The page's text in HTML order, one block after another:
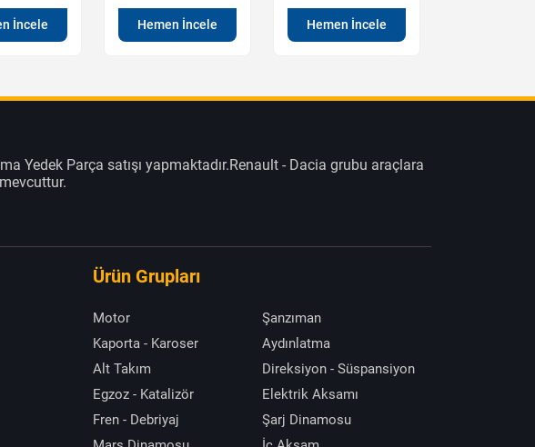
İncele Hemen İncele Hemen İncele
Yedek Parça satışı yapmaktadır.Renault - Dacia grubu araçlara
Ürün Grupları
Motor
Şanzıman
Kaporta - Karoser
Aydınlatma
Alt Takım
Direksiyon - Süspansiyon
Egzoz - Katalizör
Elektrik Aksamı
Fren - Debriyaj
Şarj Dinamosu